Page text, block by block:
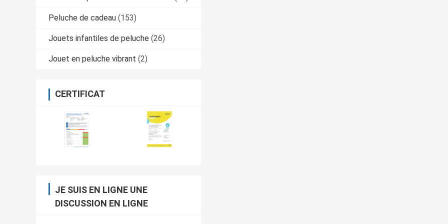
Peluche de cadeau (153)
Jouets infantiles de peluche (26)
Jouet en peluche vibrant (2)
CERTIFICAT
JE SUIS EN LIGNE UNE
DISCUSSION EN LIGNE